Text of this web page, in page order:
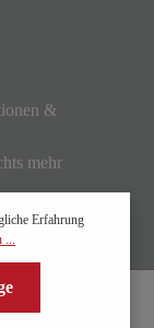
&
mehr
Erfahrung
...